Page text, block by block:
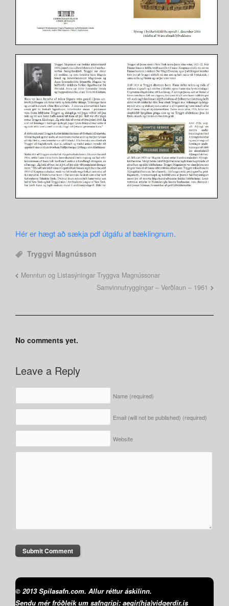
Hér er hægt að sækja pdf útgáfu af bæklingnum.
Tryggvi Magnússon
Menntun og Listasýningar Tryggva Magnússonar
Samvinnutryggingar – Verðlaun – 1961
No comments yet.
Leave a Reply
Name (required)
Email (will not be published) (required)
Website
© 2013 Spilasafn.com. Allur réttur áskilinn.
Sendu mér fróðleik um safngripi: aegir(hja)vidgerdir.is